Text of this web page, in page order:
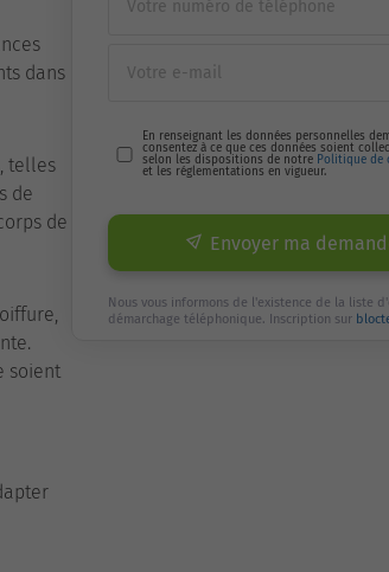
dans
telles
de
de
soient
En renseignant les données personnelles
consentez à ce que ces données soient
selon les dispositions de notre Politique de
et les réglementations en vigueur.
Envoyer ma
Nous vous informons de l'existence de la liste
démarchage téléphonique. Inscription sur